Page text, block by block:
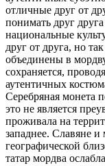
отличные друг от
понимать друг
национальные
друг от друга, но
объединены в
сохраняется,
аутентичных
Серебряная монета
это не является
проживала на
западнее. Славяне и
географической
татар мордва